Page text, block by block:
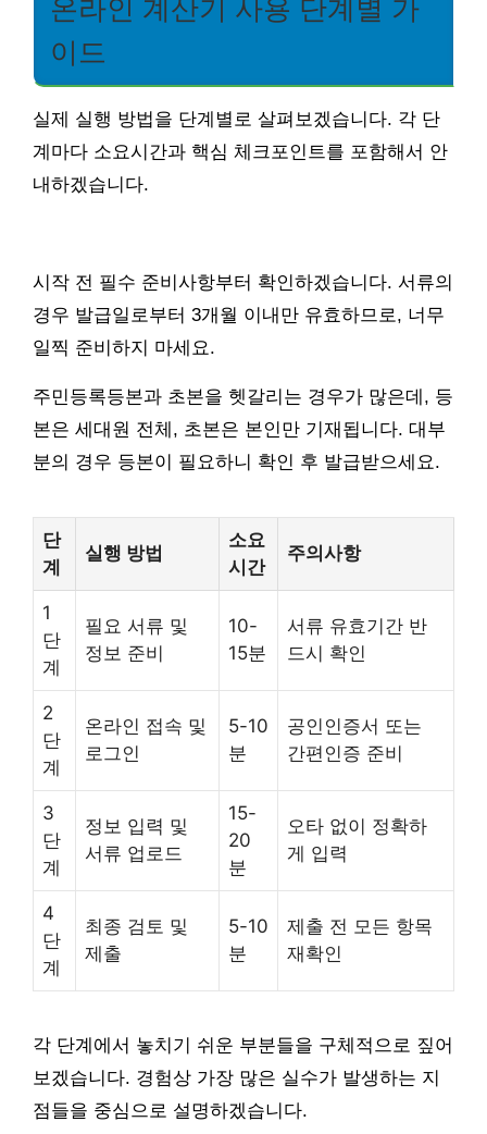
온라인 계산기 사용 단계별 가
이드
실제 실행 방법을 단계별로 살펴보겠습니다. 각 단
계마다 소요시간과 핵심 체크포인트를 포함해서 안
내하겠습니다.
시작 전 필수 준비사항부터 확인하겠습니다. 서류의
경우 발급일로부터 3개월 이내만 유효하므로, 너무
일찍 준비하지 마세요.
주민등록등본과 초본을 헷갈리는 경우가 많은데, 등
본은 세대원 전체, 초본은 본인만 기재됩니다. 대부
분의 경우 등본이 필요하니 확인 후 발급받으세요.
단
계
실행 방법
소요
시간
주의사항
1
단
계
필요 서류 및
정보 준비
10-
15분
서류 유효기간 반
드시 확인
2
단
계
온라인 접속 및
로그인
5-10
분
공인인증서 또는
간편인증 준비
3
단
계
정보 입력 및
서류 업로드
15-
20
분
오타 없이 정확하
게 입력
4
단
계
최종 검토 및
제출
5-10
분
제출 전 모든 항목
재확인
각 단계에서 놓치기 쉬운 부분들을 구체적으로 짚어
보겠습니다. 경험상 가장 많은 실수가 발생하는 지
점들을 중심으로 설명하겠습니다.